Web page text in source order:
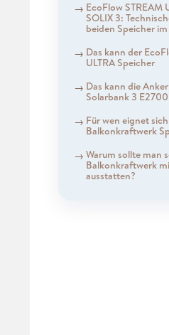
EcoFlow STREAM
SOLIX 3:
beiden Speicher
Das kann der
ULTRA Speicher
Das kann die
Solarbank 3
Für wen eignet
Balkonkraftwerk
Warum sollte man
Balkonkraftwerk
ausstatten?